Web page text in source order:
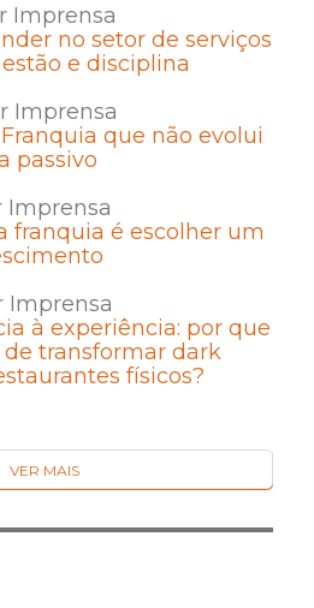
Imprensa
no setor de serviços
e disciplina
Imprensa
que não evolui
passivo
Imprensa
franquia é escolher um
Imprensa
à experiência: por que
transformar dark
físicos?
VER MAIS